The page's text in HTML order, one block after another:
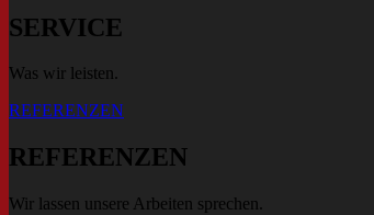
SERVICE
Was wir leisten.
REFERENZEN
REFERENZEN
Wir lassen unsere Arbeiten sprechen.